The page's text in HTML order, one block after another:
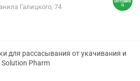
Галицкого, 74
для рассасывания от укачивания и
Pharm